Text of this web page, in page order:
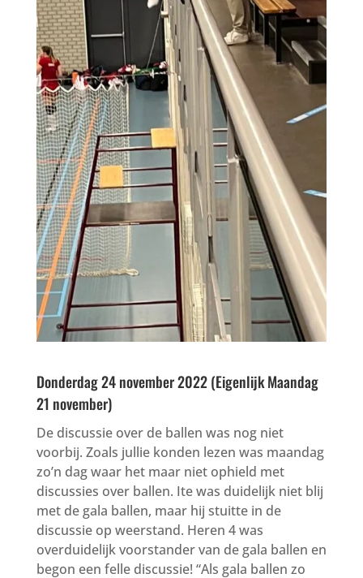
Donderdag 24 november 2022 (Eigenlijk Maandag
21 november)
De discussie over de ballen was nog niet
voorbij. Zoals jullie konden lezen was maandag
zo’n dag waar het maar niet ophield met
discussies over ballen. Ite was duidelijk niet blij
met de gala ballen, maar hij stuitte in de
discussie op weerstand. Heren 4 was
overduidelijk voorstander van de gala ballen en
begon een felle discussie! “Als gala ballen zo